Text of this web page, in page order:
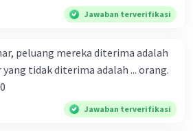
Jawaban terverifikasi
peluang mereka diterima adalah
yang tidak diterima adalah ... orang.
Jawaban terverifikasi